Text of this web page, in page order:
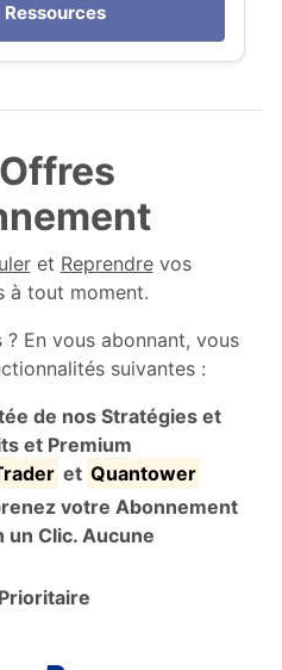
et Reprendrevos
à tout moment.
En vous abonnant, vous
suivantes :
de nos Stratégies et
et Premium
et Quantower
votre Abonnement
un Clic. Aucune